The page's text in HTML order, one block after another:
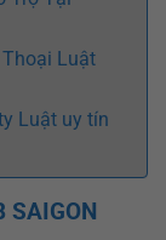
Luật
Luật uy tín
SAIGON